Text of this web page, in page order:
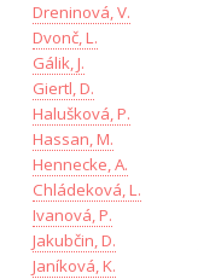
Dreninová, V.
Dvonč, L.
Gálik, J.
Giertl, D.
Halušková, P.
Hassan, M.
Hennecke, A.
Chládeková, L.
Ivanová, P.
Jakubčin, D.
Janíková, K.